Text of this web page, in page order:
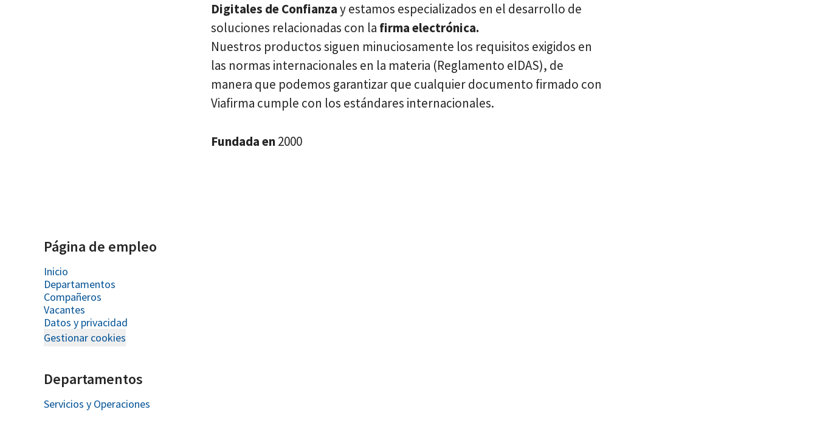
Digitales de Confianzay estamos especializados en el desarrollo de
soluciones relacionadas con la firma electrónica.
Nuestros productos siguen minuciosamente los requisitos exigidos en
las normas internacionales en la materia (Reglamento eIDAS), de
manera que podemos garantizar que cualquier documento firmado con
Viafirma cumple con los estándares internacionales.
Fundada en2000
Página de empleo
Inicio
Departamentos
Compañeros
Vacantes
Datos y privacidad
Gestionar cookies
Departamentos
Servicios y Operaciones